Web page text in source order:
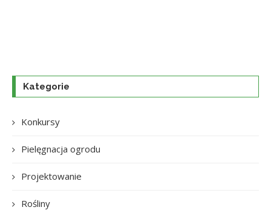
Kategorie
Konkursy
Pielęgnacja ogrodu
Projektowanie
Rośliny